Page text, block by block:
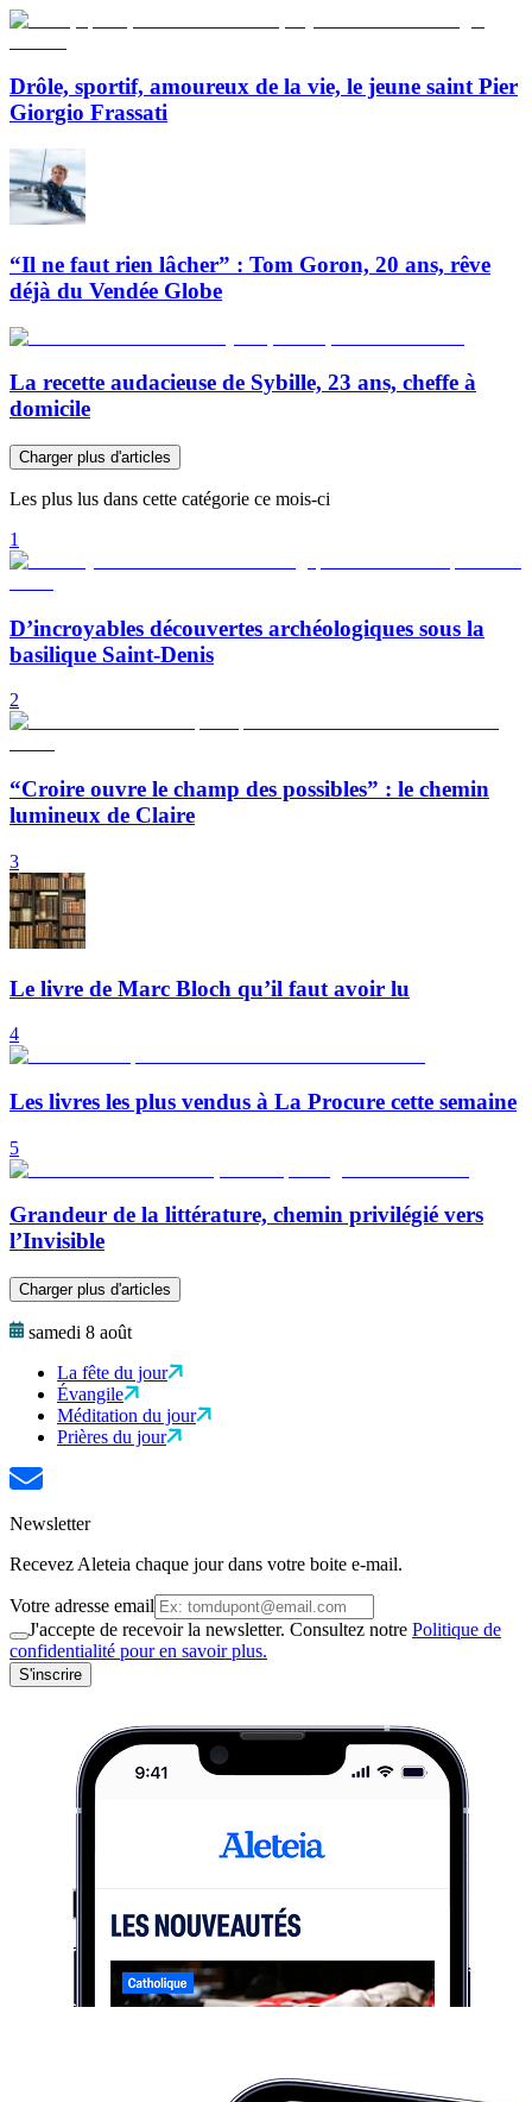
Drôle, sportif, amoureux de la vie, le jeune saint Pier
Giorgio Frassati
“Il ne faut rien lâcher” : Tom Goron, 20 ans, rêve
déjà du Vendée Globe
La recette audacieuse de Sybille, 23 ans, cheffe à
domicile
Charger plus d'articles
Les plus lus dans cette catégorie ce mois-ci
1
D’incroyables découvertes archéologiques sous la
basilique Saint-Denis
2
“Croire ouvre le champ des possibles” : le chemin
lumineux de Claire
3
Le livre de Marc Bloch qu’il faut avoir lu
4
Les livres les plus vendus à La Procure cette semaine
5
Grandeur de la littérature, chemin privilégié vers
l’Invisible
Charger plus d'articles
samedi 8 août
La fête du jour
Évangile
Méditation du jour
Prières du jour
Newsletter
Recevez Aleteia chaque jour dans votre boite e-mail.
Votre adresse email
J'accepte de recevoir la newsletter. Consultez notre Politique de
confidentialité pour en savoir plus.
S'inscrire